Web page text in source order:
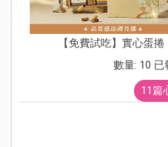
【免費試吃】實心蛋
數量: 10 已
11篇